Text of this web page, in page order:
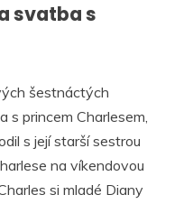
svatba s
šestnáctých
s princem Charlesem,
s její starší sestrou
na víkendovou
si mladé Diany